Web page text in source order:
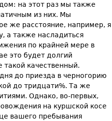
на этот раз мы также
из них. Мы
же расстояние, например, я
а также насладиться
по крайней мере в
это будет долгий
такой качественный.
до приезда в черногорию
до тридцати%. Та же
Однако, во-первых,
на куршской косе
вашего пребывания